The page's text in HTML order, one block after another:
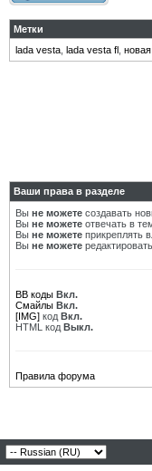
Метки
lada vesta lada vesta fl
Ваши права в разделе
Вы не можете создавать
Вы не можете отвечать в
Вы не можете прикреплять
Вы не можете
BB коды Вкл.
Смайлы Вкл.
[IMG] код Вкл.
HTML код Выкл.
Правила форума